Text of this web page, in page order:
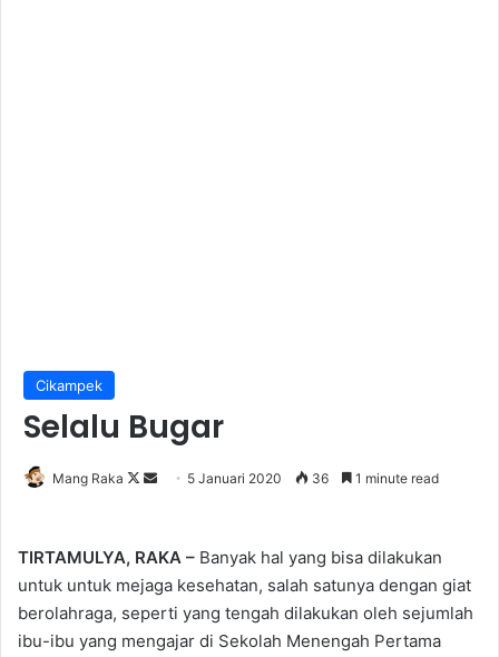
Cikampek
Selalu Bugar
Mang Raka
Follow
Send 5 Januari 2020 36 1 minute read
TIRTAMULYA, RAKA – Banyak hal yang bisa dilakukan
untuk untuk mejaga kesehatan, salah satunya dengan giat
berolahraga, seperti yang tengah dilakukan oleh sejumlah
ibu-ibu yang mengajar di Sekolah Menengah Pertama